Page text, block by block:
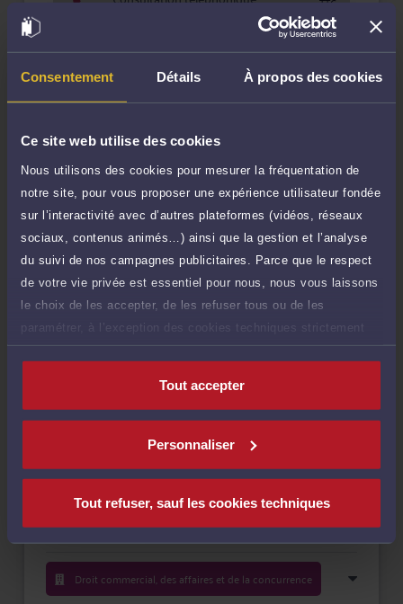
Consentement Détails À propos des cookies
Ce site web utilise des cookies
Nous utilisons des cookies pour mesurer la fréquentation de
notre site, pour vous proposer une expérience utilisateur fondée
sur l’interactivité avec d’autres plateformes (vidéos, réseaux
sociaux, contenus animés…) ainsi que la gestion et l’analyse
du suivi de nos campagnes publicitaires. Parce que le respect
de votre vie privée est essentiel pour nous, nous vous laissons
le choix de les accepter, de les refuser tous ou de les
paramétrer, à l’exception des cookies techniques strictement
nécessaires au fonctionnement du site.
Tout accepter
Personnaliser
Tout refuser, sauf les cookies techniques
80 €
Demander un rappel
Consultation écrite
d'ajout d'une pièce jointe
600 €
Consulter par écrit
Voir sa Grille indicative des Honoraires
Payer des honoraires ou une facture
Vous souhaitez payer une facture ou des
honoraires à l’avocat par Carte Bancaire.
Payer
Compétences
Droit du travail
Droit de la famille, divorce, séparation
Droit commercial, des affaires et de la concurrence